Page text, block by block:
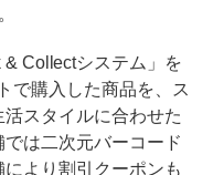
Collectシステム」を
で購入した商品を、ス
スタイルに合わせた
は二次元バーコード
より割引クーポンも